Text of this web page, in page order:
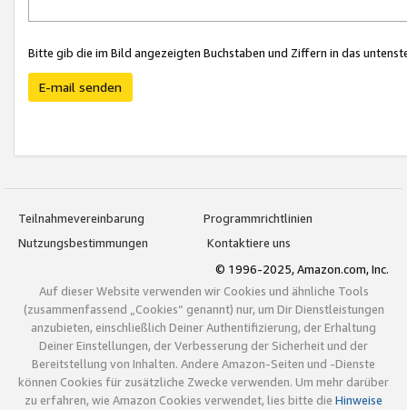
Bitte gib die im Bild angezeigten Buchstaben und Ziffern in das
E-mail senden
Teilnahmevereinbarung
Programmrichtlinien
Nutzungsbestimmungen
Kontaktiere uns
© 1996-2025, Amazon.com, Inc.
Auf dieser Website verwenden wir Cookies und ähnliche Tools
(zusammenfassend „Cookies“ genannt) nur, um Dir Dienstleistungen
anzubieten, einschließlich Deiner Authentifizierung, der Erhaltung
Deiner Einstellungen, der Verbesserung der Sicherheit und der
Bereitstellung von Inhalten. Andere Amazon-Seiten und -Dienste
können Cookies für zusätzliche Zwecke verwenden. Um mehr darüber
zu erfahren, wie Amazon Cookies verwendet, lies bitte die Hinweise